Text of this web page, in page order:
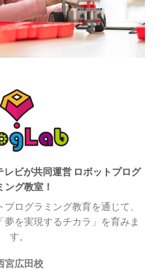
ビが共同運営 ロボットプログ
ング教室！
ログラミング教育を通じて、
を実現するチカラ」を育みま
す。
宮広田校